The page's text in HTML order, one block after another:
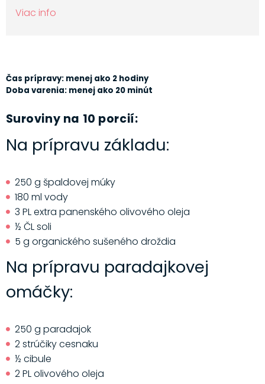
Viac info
Čas prípravy: menej ako 2 hodiny
Doba varenia: menej ako 20 minút
Suroviny na 10 porcií:
Na prípravu základu:
250 g špaldovej múky
180 ml vody
3 PL extra panenského olivového oleja
½ ČL soli
5 g organického sušeného droždia
Na prípravu paradajkovej
omáčky:
250 g paradajok
2 strúčiky cesnaku
½ cibule
2 PL olivového oleja